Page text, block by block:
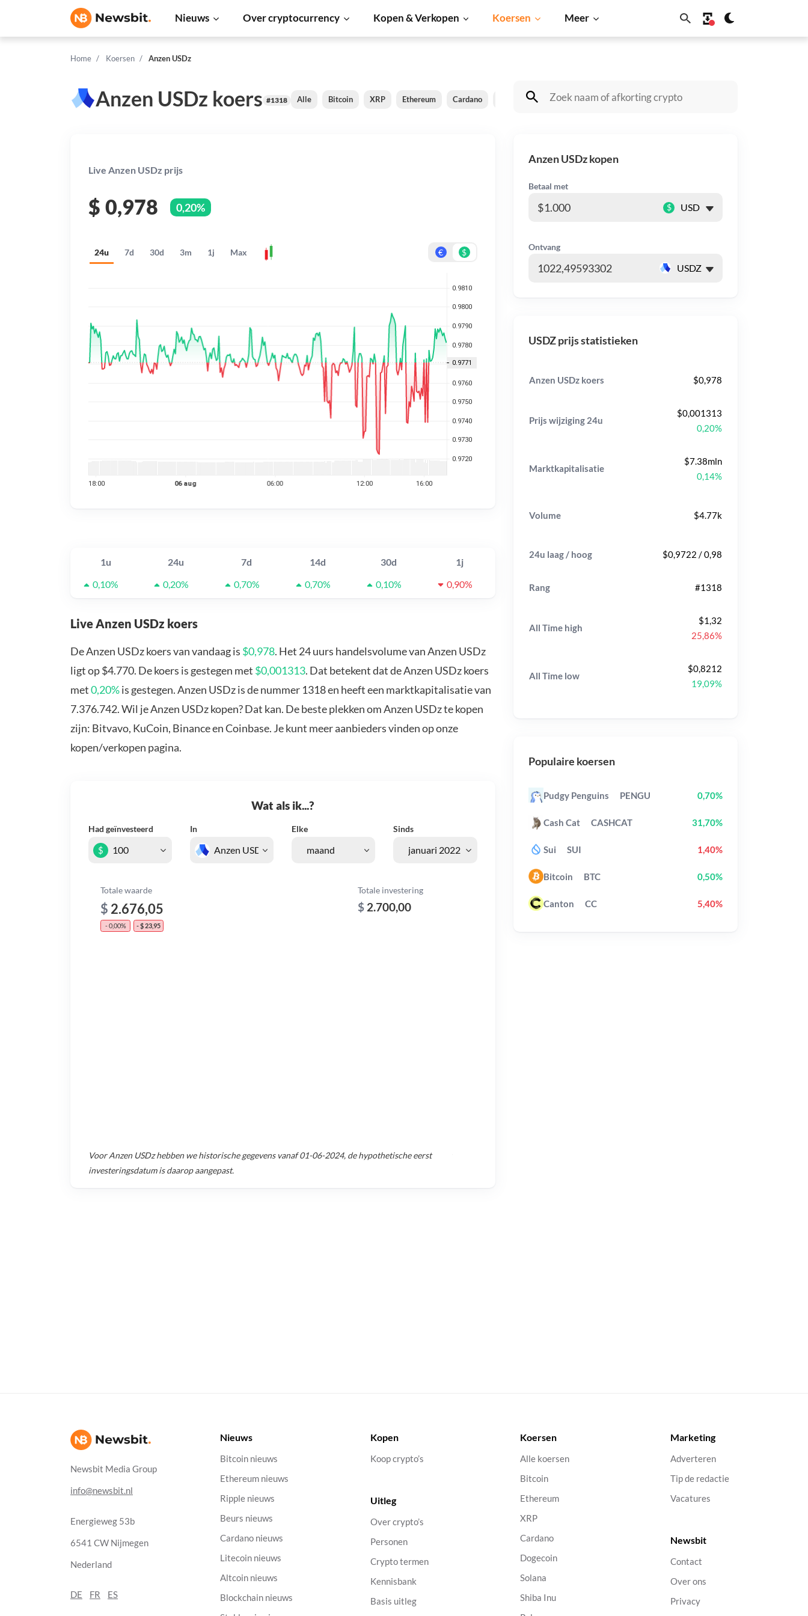
Nieuws Over cryptocurrency Kopen & Verkopen Koersen Meer
Home Koersen Anzen USDz
Anzen USDz koers #1318 Alle Bitcoin XRP Ethereum Cardano Shiba Inu Dogecoin Solana BNB
Live Anzen USDz prijs
$ 0,978 0,20%
24u 7d 30d 3m 1j Max € $
1u 24u 7d 14d 30d
1j
0,10%
0,20% 0,70% 0,70% 0,10% 0,90%
Live Anzen USDz koers
De Anzen USDz koers van vandaag is $0,978. Het 24 uurs handelsvolume van Anzen USDz
ligt op $4.770. De koers is gestegen met $0,001313. Dat betekent dat de Anzen USDz koers
met0,20%is gestegen. Anzen USDz is de nummer 1318 en heeft een marktkapitalisatie van
7.376.742. Wil je Anzen USDz kopen? Dat kan. De beste plekken om Anzen USDz te kopen
zijn: Bitvavo, KuCoin, Binance en Coinbase. Je kunt meer aanbieders vinden op onze
kopen/verkopen pagina.
Wat als ik...?
Had geïnvesteerd In Elke Sinds
$
Totale waarde
$ 2.676,05
- 0,00% - $ 23,95
Totale investering
$ 2.700,00
VoorAnzen USDzhebben we historische gegevens vanaf01-06-2024, de hypothetische eerst
investeringsdatum is daarop aangepast.
Anzen USDz kopen
Betaal met
$
Ontvang
USDZ prijs statistieken
Anzen USDz koers $0,978
Prijs wijziging 24u
$0,001313
0,20%
Marktkapitalisatie
$7.38mln
0,14%
Volume $4.77k
24u laag / hoog $0,9722 / 0,98
Rang #1318
All Time high
$1,32
25,86%
All Time low
$0,8212
19,09%
Populaire koersen
Pudgy Penguins PENGU 0,70%
Cash Cat CASHCAT 31,70%
Sui SUI 1,40%
Bitcoin BTC 0,50%
Canton CC 5,40%
Newsbit Media Group
info@newsbit.nl
Energieweg 53b
6541 CW Nijmegen
Nederland
DE FR ES
Nieuws
Bitcoin nieuws
Ethereum nieuws
Ripple nieuws
Beurs nieuws
Cardano nieuws
Litecoin nieuws
Altcoin nieuws
Blockchain nieuws
Kopen
Koop crypto’s
Uitleg
Over crypto’s
Personen
Crypto termen
Kennisbank
Basis uitleg
Koersen
Alle koersen
Bitcoin
Ethereum
XRP
Cardano
Dogecoin
Solana
Shiba Inu
Marketing
Adverteren
Tip de redactie
Vacatures
Newsbit
Contact
Over ons
Privacy